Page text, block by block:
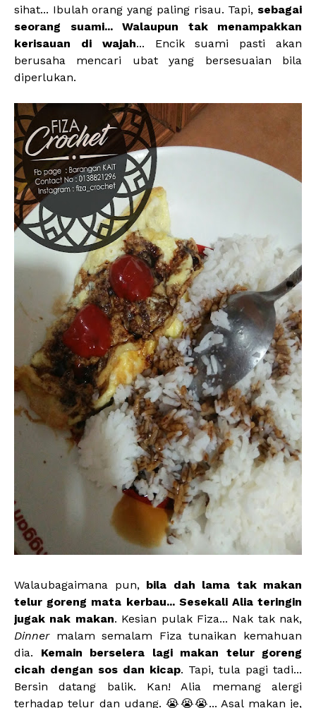
sihat... Ibulah orang yang paling risau. Tapi, sebagai
seorang suami... Walaupun tak menampakkan
kerisauan di wajah... Encik suami pasti akan
berusaha mencari ubat yang bersesuaian bila
diperlukan.
Walaubagaimana pun, bila dah lama tak makan
telur goreng mata kerbau... Sesekali Alia teringin
jugak nak makan. Kesian pulak Fiza... Nak tak nak,
Dinnermalam semalam Fiza tunaikan kemahuan
dia. Kemain berselera lagi makan telur goreng
cicah dengan sos dan kicap. Tapi, tula pagi tadi...
Bersin datang balik. Kan! Alia memang alergi
terhadap telur dan udang. 😭😭😭... Asal makan je,